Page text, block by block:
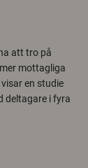
att tro på
mottagliga
en studie
deltagare i fyra